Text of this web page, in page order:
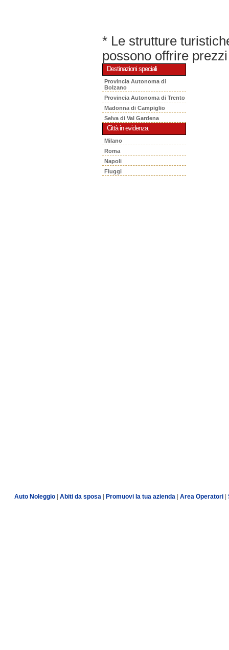
* Le strutture
possono offrire
Destinazioni speciali
Provincia Autonoma di
Bolzano
Provincia Autonoma di Trento
Madonna di Campiglio
Selva di Val Gardena
Città in evidenza.
Milano
Roma
Napoli
Fiuggi
Auto Noleggio Abiti da sposa Promuovi la tua azienda Area Operatori